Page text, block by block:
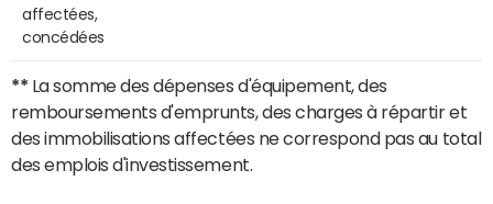
affectées,
concédées
** La somme des dépenses d'équipement, des
remboursements d'emprunts, des charges à répartir et
des immobilisations affectées ne correspond pas au total
des emplois d'investissement.